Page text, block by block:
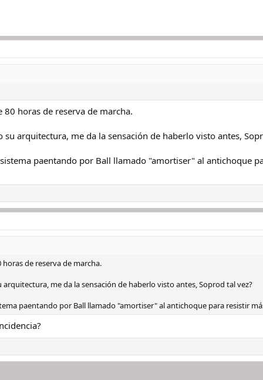
80 horas de reserva de marcha.
arquitectura, me da la sensación de haberlo visto antes,
paentando por Ball llamado "amortiser" al antichoque
horas de reserva de marcha.
me da la sensación de haberlo visto antes, Soprod tal vez?
paentando por Ball llamado "amortiser" al antichoque para resistir